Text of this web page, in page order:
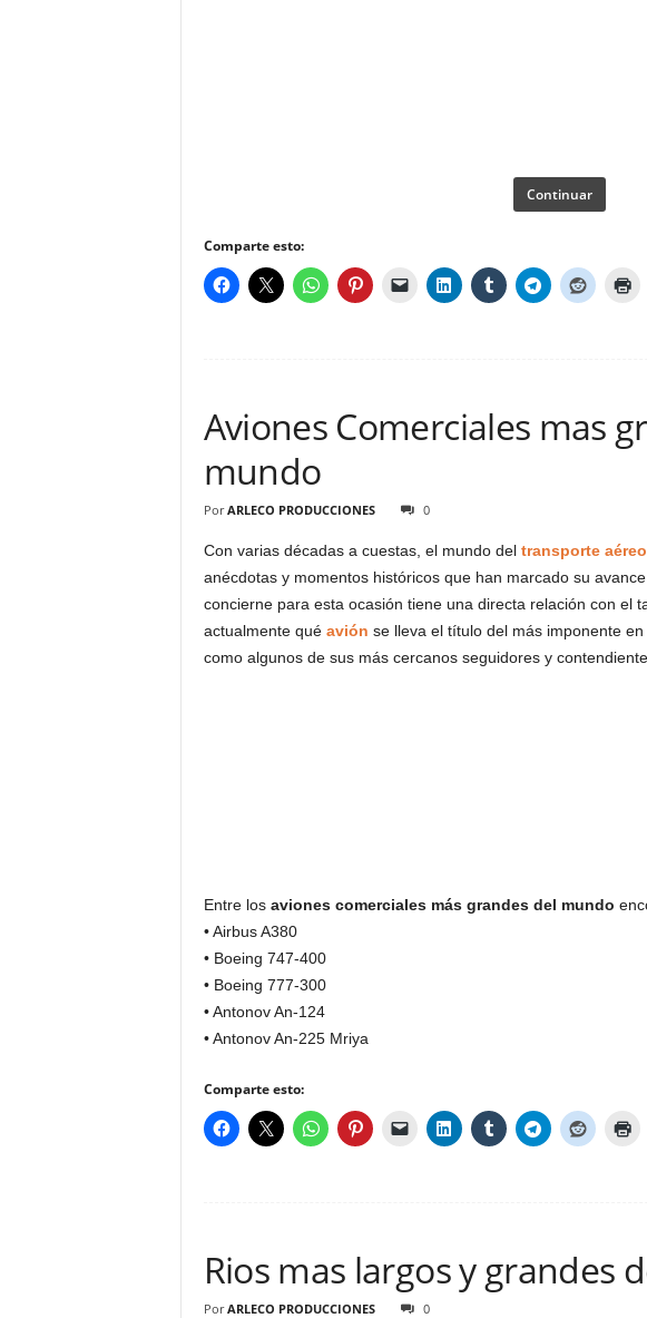
Continuar
Comparte esto:
Aviones Comerciales mas
mundo
Por ARLECO PRODUCCIONES 0
Con varias décadas a cuestas, el mundo del transporte aéreo
anécdotas y momentos históricos que han marcado su
concierne para esta ocasión tiene una directa relación con el
actualmente qué avión se lleva el título del más imponente
como algunos de sus más cercanos seguidores y
Entre los aviones comerciales más grandes del mundo
• Airbus A380
• Boeing 747-400
• Boeing 777-300
• Antonov An-124
• Antonov An-225 Mriya
Comparte esto:
Rios mas largos y grandes
Por ARLECO PRODUCCIONES 0